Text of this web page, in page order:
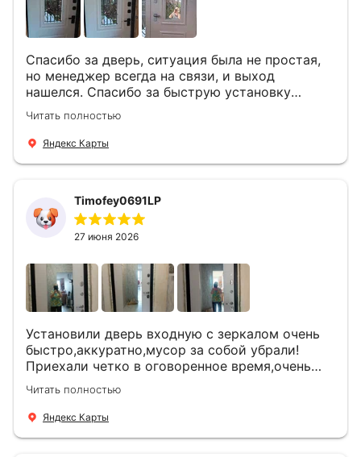
Спасибо за дверь, ситуация была не простая,
но менеджер всегда на связи, и выход
нашелся. Спасибо за быструю установку
Роману, один и привёз, и установил. Надеюсь,
что дверь нам долго послужит
Читать полностью
Яндекс Карты
Timofey0691LP
27 июня 2026
Установили дверь входную с зеркалом очень
быстро,аккуратно,мусор за собой убрали!
Приехали четко в оговоренное время,очень
вежливые,деликатные рабочие .Все
понравилось и дверь ,и работа и цена!
Читать полностью
Яндекс Карты